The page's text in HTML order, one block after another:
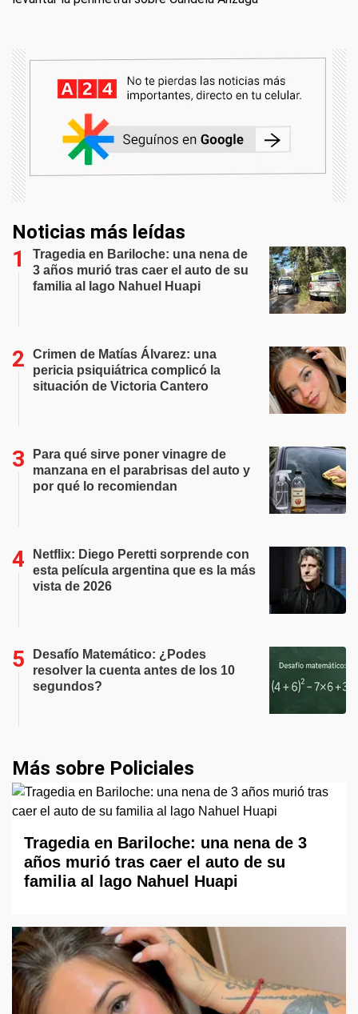
Noticias más leídas
Tragedia en Bariloche: una nena de
3 años murió tras caer el auto de su
familia al lago Nahuel Huapi
Crimen de Matías Álvarez: una
pericia psiquiátrica complicó la
situación de Victoria Cantero
Para qué sirve poner vinagre de
manzana en el parabrisas del auto y
por qué lo recomiendan
Netflix: Diego Peretti sorprende con
esta película argentina que es la más
vista de 2026
Desafío Matemático: ¿Podes
resolver la cuenta antes de los 10
segundos?
Más sobre Policiales
Tragedia en Bariloche: una nena de 3
años murió tras caer el auto de su
familia al lago Nahuel Huapi